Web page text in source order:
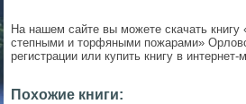
На нашем сайте вы можете скачать
степными и торфяными пожарами»
регистрации или купить книгу в интернет-
Похожие книги:
▼